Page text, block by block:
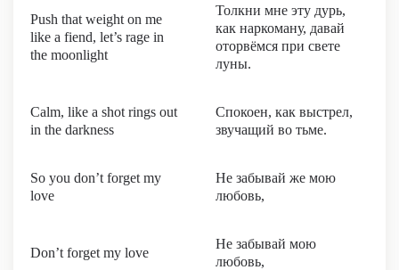
Push that weight on me
like a fiend, let’s rage in
the moonlight
Толкни мне эту дурь,
как наркоману, давай
оторвёмся при свете
луны.
Calm, like a shot rings out
in the darkness
Спокоен, как выстрел,
звучащий во тьме.
So you don’t forget my
love
Не забывай же мою
любовь,
Don’t forget my love
Не забывай мою
любовь,